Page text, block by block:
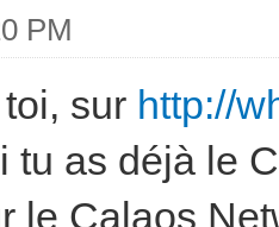
PM
sur http://
tu as déjà le
le Calaos